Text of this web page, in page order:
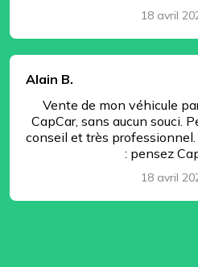
18 avril
Alain B.
Vente de mon véhicule
CapCar, sans aucun souci.
conseil et très
: pensez
18 avril